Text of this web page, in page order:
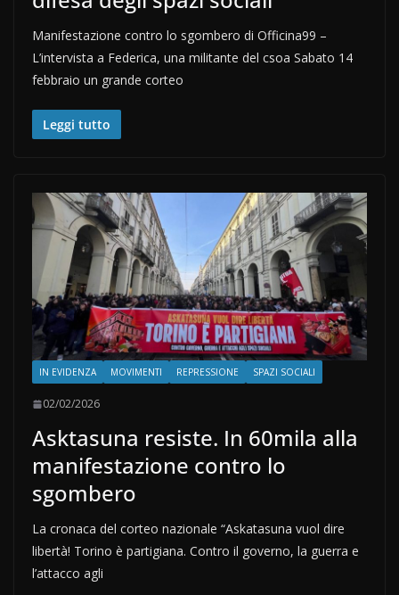
Manifestazione contro lo sgombero di Officina99 –
L’intervista a Federica, una militante del csoa Sabato 14
febbraio un grande corteo
Leggi tutto
IN EVIDENZA MOVIMENTI REPRESSIONE SPAZI SOCIALI
02/02/2026
Asktasuna resiste. In 60mila alla
manifestazione contro lo
sgombero
La cronaca del corteo nazionale “Askatasuna vuol dire
libertà! Torino è partigiana. Contro il governo, la guerra e
l’attacco agli